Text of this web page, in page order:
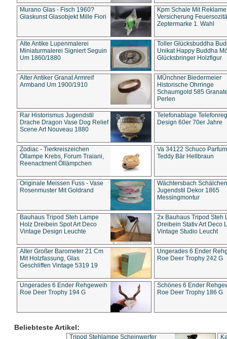
Murano Glas - Fisch 1960?
Glaskunst Glasobjekt Mille Fiori
Kpm Schale Mit Reklame
Versicherung
Zeptermarke 1. Wahl
Alte Antike Lupenmalerei
Miniaturmalerei Signiert Seguin
Um 1860/1880
Toller Glücksbuddha
Unikat Happy Buddha
Glücksbringer Holzfigur
Alter Antiker Granat Armreif
Armband Um 1900/1910
MÜnchner Biedermeier
Historische Ohrringe
Schaumgold 585
Perlen
Rar Historismus Jugendstil
Drache Dragon Vase Dog Relief
Scene Art Nouveau 1880
Telefonablage
Design 60er 70er Jahre
Zodiac - Tierkreiszeichen
Öllampe Krebs, Forum Traiani,
Reenactment Öllämpchen
Va 34122 Schuco
Teddy Bär Hellbraun
Originale Meissen Fuss - Vase
Rosenmuster Mit Goldrand
Wächtersbach Schälchen
Jugendstil Dekor 1865
Messingmontur
Bauhaus Tripod Steh Lampe
Holz Dreibein Spot Art Deco
Vintage Design Leuchte
2x Bauhaus Tripod Steh
Dreibein Stativ Art Deco
Vintage Studio Leucht
Alter Großer Barometer 21 Cm
Mit Holzfassung, Glas
Geschliffen Vintage 5319 19
Ungerades 6 Ender
Roe Deer Trophy 242 G
Ungerades 6 Ender Rehgeweih
Roe Deer Trophy 194 G
Schönes 6 Ender
Roe Deer Trophy 186 G
Beliebteste Artikel:
Tripod Stehlampe Scheinwerfer